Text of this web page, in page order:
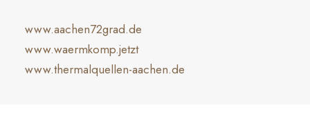
www.aachen72grad.de
www.waermkomp.jetzt
www.thermalquellen-aachen.de